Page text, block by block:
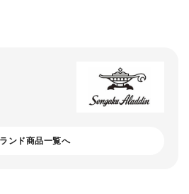
ンド商品一覧へ